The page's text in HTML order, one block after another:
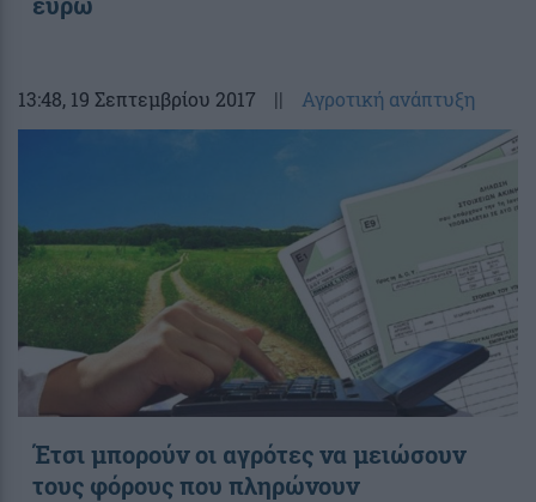
13:48, 19 Σεπτεμβρίου 2017 || Αγροτική ανάπτυξη
Έτσι μπορούν οι αγρότες να μειώσουν
τους φόρους που πληρώνουν